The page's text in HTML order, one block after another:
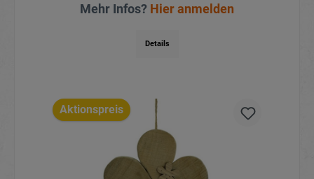
Mehr Infos? Hier anmelden
Details
Aktionspreis